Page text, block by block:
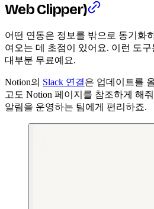
Web Clipper)
어떤 연동은 정보를 밖으로 동기화
여오는 데 초점이 있어요. 이런 도
대부분 무료예요.
Notion의 Slack 연결은 업데이트를
고도 Notion 페이지를 참조하게 해
알림을 운영하는 팀에게 편리하죠.